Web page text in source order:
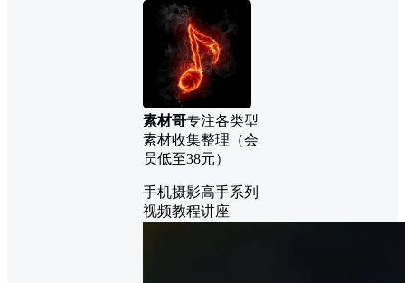
素材哥专注各类型
素材收集整理（会
员低至38元）
手机摄影高手系列
视频教程讲座